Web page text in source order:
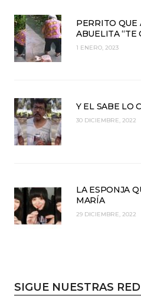
PERRITO QUE
ABUELITA “TE
1 ENERO, 2023
Y EL SABE LO
30 DICIEMBRE, 2022
LA ESPONJA
MARÍA
29 DICIEMBRE, 2022
SIGUE NUESTRAS